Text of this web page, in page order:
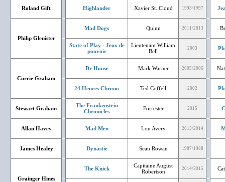
Roland Gift Highlander Xavier St. Cloud 1993/1997
Philip Glenister
Mad Dogs Quinn 2011/2013
State of Play - Jeux de
pouvoir
Lieutenant William
Bell
2003
Currie Graham
Dr House Mark Warner 2005/2006
24 Heures Chrono Ted Coffell 2002
Stewart Graham
The Frankenstein
Chronicles
Forrester 2015
Allan Havey Mad Men Lou Avery 2013/2014
James Healey Dynastie Sean Rowan 1987/1988
Grainger Hines
The Knick
Capitaine August
Robertson
2014/2015